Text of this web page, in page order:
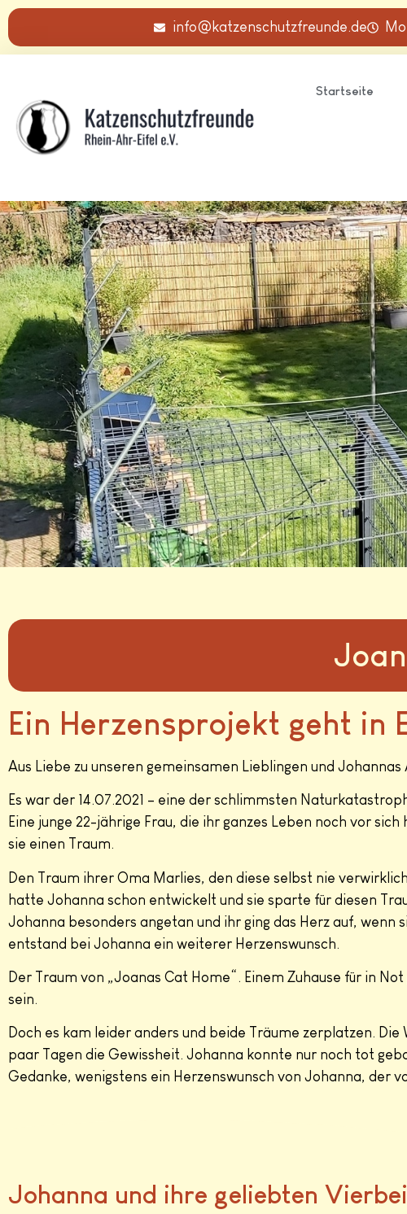
info@katzenschutzfreunde.de
Startseite
Ein Herzensprojekt geht in
Aus Liebe zu unseren gemeinsamen Lieblingen und
Es war der 14.07.2021 – eine der schlimmsten
Eine junge 22-jährige Frau, die ihr ganzes Leben noch vor
sie einen Traum.
Den Traum ihrer Oma Marlies, den diese selbst nie
hatte Johanna schon entwickelt und sie sparte für diesen
Johanna besonders angetan und ihr ging das Herz auf,
entstand bei Johanna ein weiterer Herzenswunsch.
Der Traum von „Joanas Cat Home“. Einem Zuhause für in
sein.
Doch es kam leider anders und beide Träume zerplatzen.
paar Tagen die Gewissheit. Johanna konnte nur noch tot
Gedanke, wenigstens ein Herzenswunsch von Johanna, der
Johanna und ihre geliebten